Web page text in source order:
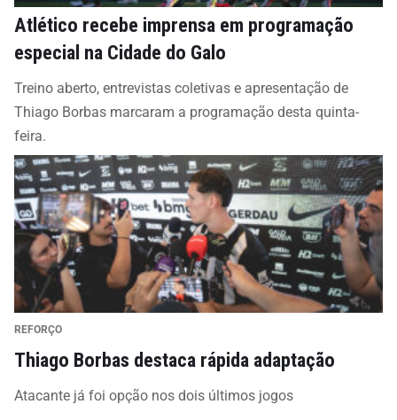
Atlético recebe imprensa em programação
especial na Cidade do Galo
Treino aberto, entrevistas coletivas e apresentação de
Thiago Borbas marcaram a programação desta quinta-
feira.
REFORÇO
Thiago Borbas destaca rápida adaptação
Atacante já foi opção nos dois últimos jogos